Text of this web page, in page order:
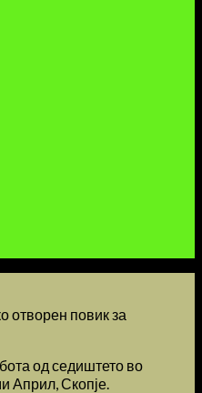
отворен повик за
од седиштето во
Април, Скопје.